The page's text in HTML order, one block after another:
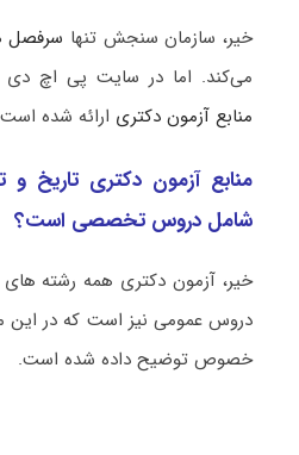
خیر، سازمان سنجش تنها سرفصل
می‌کند. اما در سایت پی اچ
منابع آزمون دکتری ارائه شده
منابع آزمون دکتری تاریخ و
شامل دروس تخصصی است؟
خیر، آزمون دکتری همه رشته
دروس عمومی نیز است که در این
خصوص توضیح داده شده است.